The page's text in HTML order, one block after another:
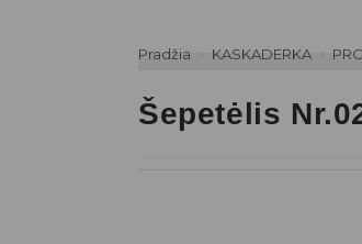
Pradžia > KASKADERKA >
Šepetėlis